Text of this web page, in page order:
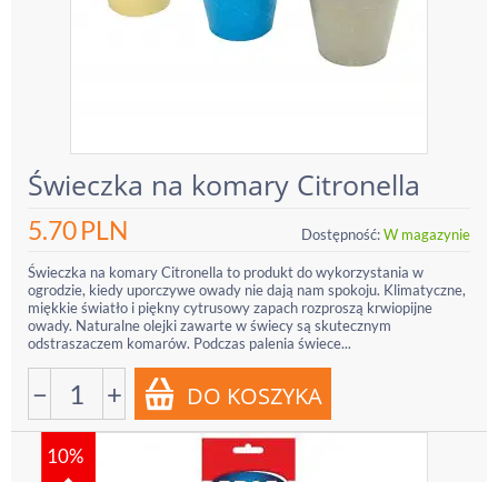
Świeczka na komary Citronella
5.70PLN Dostępność:W magazynie
Świeczka na komary Citronella to produkt do wykorzystania w
ogrodzie, kiedy uporczywe owady nie dają nam spokoju. Klimatyczne,
miękkie światło i piękny cytrusowy zapach rozproszą krwiopijne
owady. Naturalne olejki zawarte w świecy są skutecznym
odstraszaczem komarów. Podczas palenia świece...
− +
10%